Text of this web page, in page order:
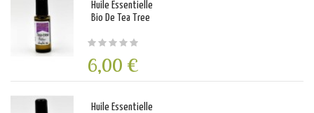
Huile Essentielle
Bio De Tea Tree
6,00 €
Huile Essentielle